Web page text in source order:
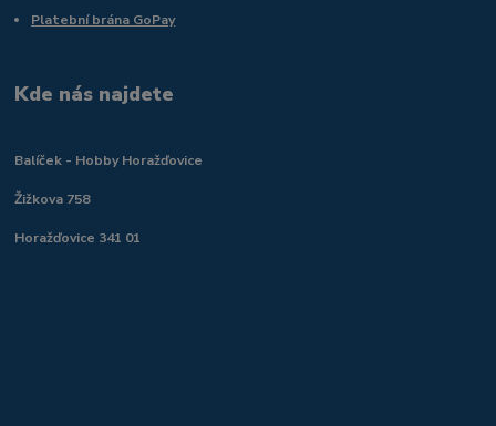
Platební brána GoPay
Kde nás najdete
Balíček - Hobby Horažďovice
Žižkova 758
Horažďovice 341 01